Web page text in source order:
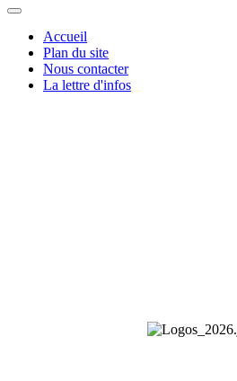
Accueil
Plan du site
Nous contacter
La lettre d'infos